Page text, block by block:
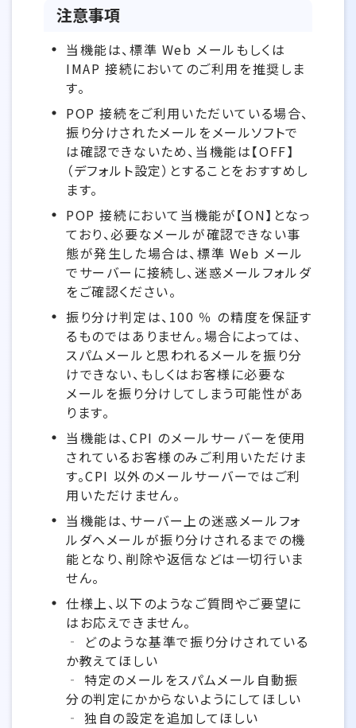
注意事項
当機能は、標準 Web メールもしくは
IMAP 接続においてのご利用を推奨しま
す。
POP 接続をご利用いただいている場合、
振り分けされたメールをメールソフトで
は確認できないため、当機能は【OFF】
（デフォルト設定）とすることをおすすめし
ます。
POP 接続において当機能が【ON】となっ
ており、必要なメールが確認できない事
態が発生した場合は、標準 Web メール
でサーバーに接続し、迷惑メールフォルダ
をご確認ください。
振り分け判定は、100 ％ の精度を保証す
るものではありません。場合によっては、
スパムメールと思われるメールを振り分
けできない、もしくはお客様に必要な
メールを振り分けしてしまう可能性があ
ります。
当機能は、CPI のメールサーバーを使用
されているお客様のみご利用いただけま
す。CPI 以外のメールサーバーではご利
用いただけません。
当機能は、サーバー上の迷惑メールフォ
ルダへメールが振り分けされるまでの機
能となり、削除や返信などは一切行いま
せん。
仕様上、以下のようなご質問やご要望に
はお応えできません。
‐ どのような基準で振り分けされている
か教えてほしい
‐ 特定のメールをスパムメール自動振
分の判定にかからないようにしてほしい
‐ 独自の設定を追加してほしい